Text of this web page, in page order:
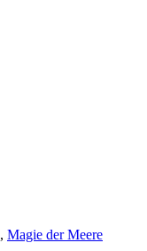
, Magie der Meere